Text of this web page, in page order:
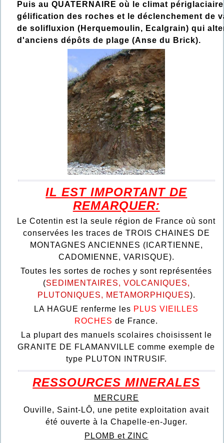
Puis au QUATERNAIRE où le climat
gélification des roches et le déclenchement de
de solifluxion (Herquemoulin, Ecalgrain) qui
d'anciens dépôts de plage (Anse du Brick).
IL EST IMPORTANT DE
REMARQUER:
Le Cotentin est la seule région de France où sont
conservées les traces de TROIS CHAINES DE
MONTAGNES ANCIENNES (ICARTIENNE,
CADOMIENNE, VARISQUE).
Toutes les sortes de roches y sont représentées
(SEDIMENTAIRES, VOLCANIQUES,
PLUTONIQUES, METAMORPHIQUES).
LA HAGUE renferme les PLUS VIEILLES
ROCHES de France.
La plupart des manuels scolaires choisissent le
GRANITE DE FLAMANVILLE comme exemple de
type PLUTON INTRUSIF.
RESSOURCES MINERALES
MERCURE
Ouville, Saint-LÔ, une petite exploitation avait
été ouverte à la Chapelle-en-Juger.
PLOMB et ZINC